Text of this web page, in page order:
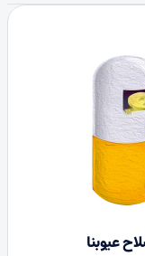
عيوبنا